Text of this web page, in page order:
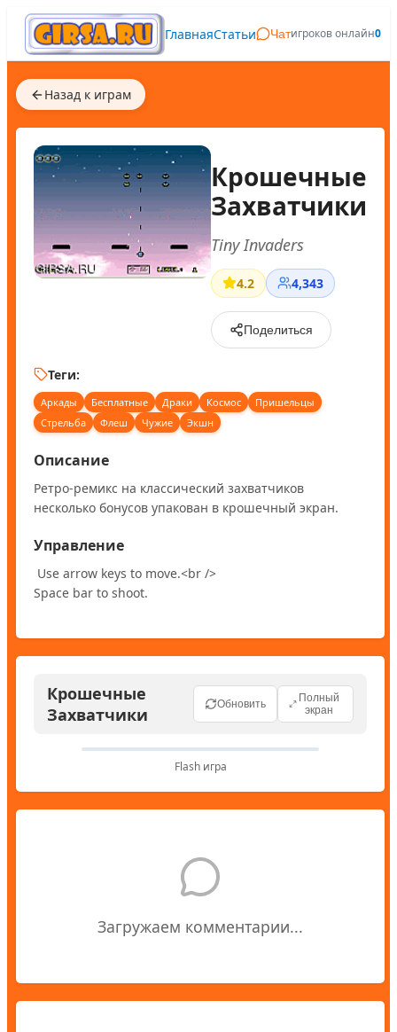
ГлавнаяСтатьи Чатигроков онлайн0
Назад к играм
Крошечные
Захватчики
Tiny Invaders
4.2 4,343
Поделиться
Теги:
Аркады Бесплатные Драки Космос
Пришельцы
Стрельба
Флеш Чужие Экшн
Описание
Ретро-ремикс на классический захватчиков
несколько бонусов упакован в крошечный экран.
Управление
Space bar to shoot.
Крошечные
Захватчики
Обновить
Полный
экран
Flash игра
Загружаем комментарии...